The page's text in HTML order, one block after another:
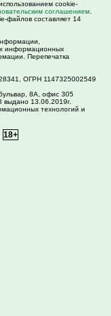
cookie-
соглашением
файлов составляет 14
информационных
Перепечатка
ОГРН 1147325002549
8А, офис 305
13.06.2019г.
технологий и
18+